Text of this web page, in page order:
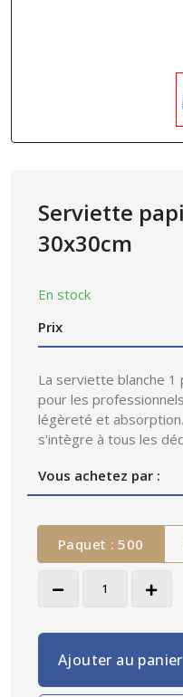
Serviette
30x30cm
En stock
Prix
La serviette blanche 1
pour les
légèreté et
s'intègre à tous les
Vous achetez par :
Paquet : 500
Ajouter au panier